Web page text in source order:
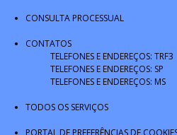
CONSULTA PROCESSUAL
CONTATOS
TELEFONES E ENDEREÇOS: TRF3
TELEFONES E ENDEREÇOS: SP
TELEFONES E ENDEREÇOS: MS
TODOS OS SERVIÇOS